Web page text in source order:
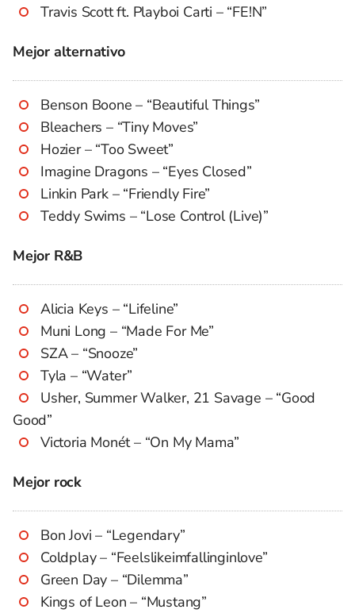
Travis Scott ft. Playboi Carti – “FE!N”
Mejor alternativo
Benson Boone – “Beautiful Things”
Bleachers – “Tiny Moves”
Hozier – “Too Sweet”
Imagine Dragons – “Eyes Closed”
Linkin Park – “Friendly Fire”
Teddy Swims – “Lose Control (Live)”
Mejor R&B
Alicia Keys – “Lifeline”
Muni Long – “Made For Me”
SZA – “Snooze”
Tyla – “Water”
Usher, Summer Walker, 21 Savage – “Good
Good”
Victoria Monét – “On My Mama”
Mejor rock
Bon Jovi – “Legendary”
Coldplay – “Feelslikeimfallinginlove”
Green Day – “Dilemma”
Kings of Leon – “Mustang”